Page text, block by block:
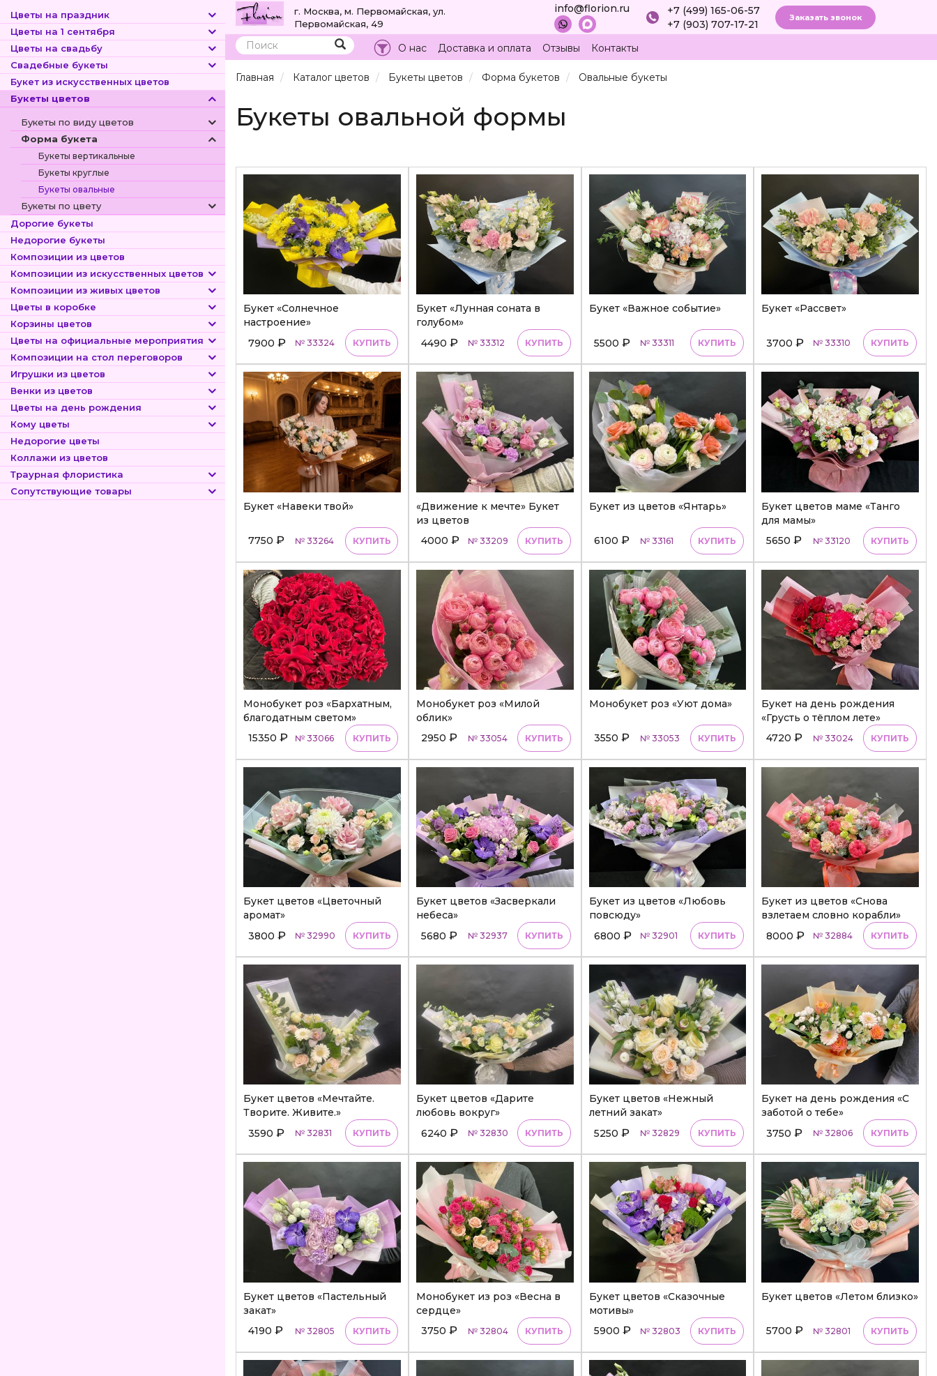
Цветы на праздник
Цветы на 1 сентября
Цветы на свадьбу
Свадебные букеты
Букет из искусственных цветов
Букеты цветов
Букеты по виду цветов
Форма букета
Букеты вертикальные
Букеты круглые
Букеты овальные
Букеты по цвету
Дорогие букеты
Недорогие букеты
Композиции из цветов
Композиции из искусственных цветов
Композиции из живых цветов
Цветы в коробке
Корзины цветов
Цветы на официальные мероприятия
Композиции на стол переговоров
Игрушки из цветов
Венки из цветов
Цветы на день рождения
Кому цветы
Недорогие цветы
Коллажи из цветов
Траурная флористика
Сопутствующие товары
г. Москва, м. Первомайская, ул.
Первомайская, 49
info@florion.ru
+7 (499) 165-06-57
+7 (903) 707-17-21
Заказать звонок
Поиск
О нас Доставка и оплата Отзывы Контакты
Главная Каталог цветов Букеты цветов Форма букетов Овальные букеты
Букеты овальной формы
Букет «Солнечное
настроение»
7900 ₽ № 33324 КУПИТЬ
Букет «Лунная соната в
голубом»
4490 ₽ № 33312 КУПИТЬ
Букет «Важное событие»
5500 ₽ № 33311 КУПИТЬ
Букет «Рассвет»
3700₽ № 33310 КУПИТЬ
Букет «Навеки твой»
7750 ₽ № 33264 КУПИТЬ
«Движение к мечте» Букет
из цветов
4000 ₽ № 33209 КУПИТЬ
Букет из цветов «Янтарь»
6100 ₽ № 33161 КУПИТЬ
Букет цветов маме «Танго
для мамы»
5650₽ № 33120 КУПИТЬ
Монобукет роз «Бархатным,
благодатным светом»
15350 ₽ № 33066 КУПИТЬ
Монобукет роз «Милой
облик»
2950 ₽ № 33054 КУПИТЬ
Монобукет роз «Уют дома»
3550 ₽ № 33053 КУПИТЬ
Букет на день рождения
«Грусть о тёплом лете»
4720₽ № 33024 КУПИТЬ
Букет цветов «Цветочный
аромат»
3800 ₽ № 32990 КУПИТЬ
Букет цветов «Засверкали
небеса»
5680 ₽ № 32937 КУПИТЬ
Букет из цветов «Любовь
повсюду»
6800 ₽ № 32901 КУПИТЬ
Букет из цветов «Снова
взлетаем словно корабли»
8000₽ № 32884 КУПИТЬ
Букет цветов «Мечтайте.
Творите. Живите.»
3590 ₽ № 32831 КУПИТЬ
Букет цветов «Дарите
любовь вокруг»
6240 ₽ № 32830 КУПИТЬ
Букет цветов «Нежный
летний закат»
5250 ₽ № 32829 КУПИТЬ
Букет на день рождения «С
заботой о тебе»
3750₽ № 32806 КУПИТЬ
Букет цветов «Пастельный
закат»
4190 ₽ № 32805 КУПИТЬ
Монобукет из роз «Весна в
сердце»
3750 ₽ № 32804 КУПИТЬ
Букет цветов «Сказочные
мотивы»
5900 ₽ № 32803 КУПИТЬ
Букет цветов «Летом близко»
5700₽ № 32801 КУПИТЬ